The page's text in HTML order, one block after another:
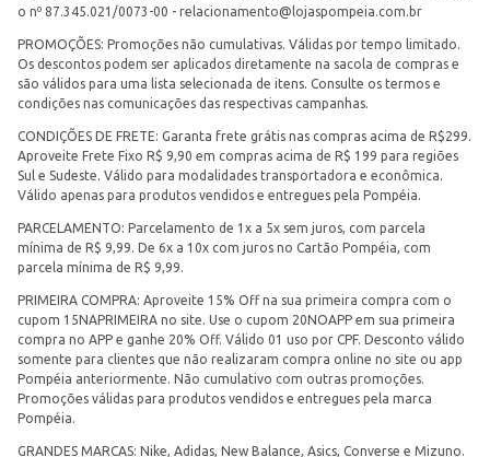
o nº 87.345.021/0073-00 - relacionamento@lojaspompeia.com.br
PROMOÇÕES: Promoções não cumulativas. Válidas por tempo limitado.
Os descontos podem ser aplicados diretamente na sacola de compras e
são válidos para uma lista selecionada de itens. Consulte os termos e
condições nas comunicações das respectivas campanhas.
CONDIÇÕES DE FRETE: Garanta frete grátis nas compras acima de R$299.
Aproveite Frete Fixo R$ 9,90 em compras acima de R$ 199 para regiões
Sul e Sudeste. Válido para modalidades transportadora e econômica.
Válido apenas para produtos vendidos e entregues pela Pompéia.
PARCELAMENTO: Parcelamento de 1x a 5x sem juros, com parcela
mínima de R$ 9,99. De 6x a 10x com juros no Cartão Pompéia, com
parcela mínima de R$ 9,99.
PRIMEIRA COMPRA: Aproveite 15% Off na sua primeira compra com o
cupom 15NAPRIMEIRA no site. Use o cupom 20NOAPP em sua primeira
compra no APP e ganhe 20% Off. Válido 01 uso por CPF. Desconto válido
somente para clientes que não realizaram compra online no site ou app
Pompéia anteriormente. Não cumulativo com outras promoções.
Promoções válidas para produtos vendidos e entregues pela marca
Pompéia.
GRANDES MARCAS: Nike, Adidas, New Balance, Asics, Converse e Mizuno.